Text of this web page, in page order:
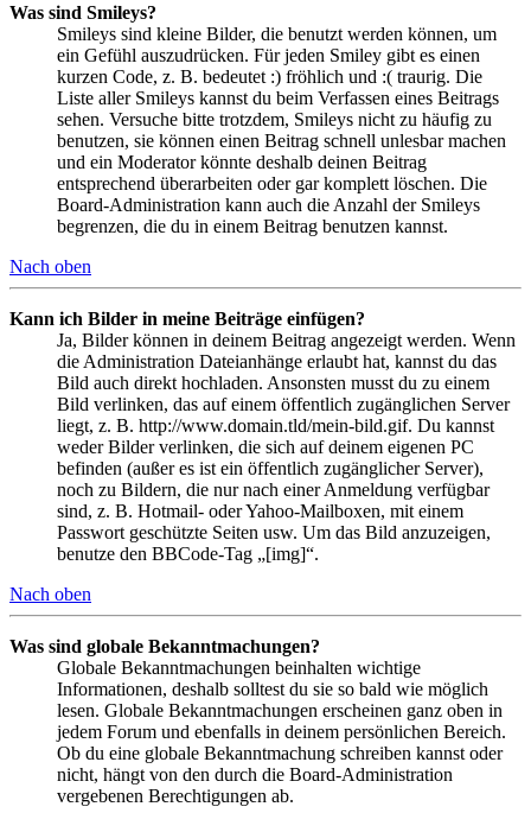
Was sind Smileys?
Smileys sind kleine Bilder, die benutzt werden können, um
ein Gefühl auszudrücken. Für jeden Smiley gibt es einen
kurzen Code, z. B. bedeutet :) fröhlich und :( traurig. Die
Liste aller Smileys kannst du beim Verfassen eines Beitrags
sehen. Versuche bitte trotzdem, Smileys nicht zu häufig zu
benutzen, sie können einen Beitrag schnell unlesbar machen
und ein Moderator könnte deshalb deinen Beitrag
entsprechend überarbeiten oder gar komplett löschen. Die
Board-Administration kann auch die Anzahl der Smileys
begrenzen, die du in einem Beitrag benutzen kannst.
Nach oben
Kann ich Bilder in meine Beiträge einfügen?
Ja, Bilder können in deinem Beitrag angezeigt werden. Wenn
die Administration Dateianhänge erlaubt hat, kannst du das
Bild auch direkt hochladen. Ansonsten musst du zu einem
Bild verlinken, das auf einem öffentlich zugänglichen Server
liegt, z. B. http://www.domain.tld/mein-bild.gif. Du kannst
weder Bilder verlinken, die sich auf deinem eigenen PC
befinden (außer es ist ein öffentlich zugänglicher Server),
noch zu Bildern, die nur nach einer Anmeldung verfügbar
sind, z. B. Hotmail- oder Yahoo-Mailboxen, mit einem
Passwort geschützte Seiten usw. Um das Bild anzuzeigen,
benutze den BBCode-Tag „[img]“.
Nach oben
Was sind globale Bekanntmachungen?
Globale Bekanntmachungen beinhalten wichtige
Informationen, deshalb solltest du sie so bald wie möglich
lesen. Globale Bekanntmachungen erscheinen ganz oben in
jedem Forum und ebenfalls in deinem persönlichen Bereich.
Ob du eine globale Bekanntmachung schreiben kannst oder
nicht, hängt von den durch die Board-Administration
vergebenen Berechtigungen ab.